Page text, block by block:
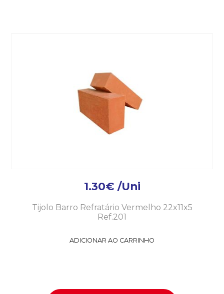
1.30€ /Uni
Tijolo Barro Refratário Vermelho 22x11x5
Ref.201
ADICIONAR AO CARRINHO